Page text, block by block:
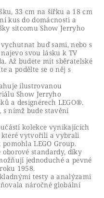
33 cm na šířku a 18 cm
kus do domácnosti a
sitcomu Show Jerryho
buď sami, nebo s
svou lásku k TV
Až budete mít sběratelské
a podělte se o něj s
ilustrovanou
Show Jerryho
a designérech LEGO®.
nímž bude stavění
kolekce vynikajících
které vytvořili a vybrali
LEGO Group.
standardy, díky
jednoduché a pevné
1958.
testy a analýzami
náročné globální